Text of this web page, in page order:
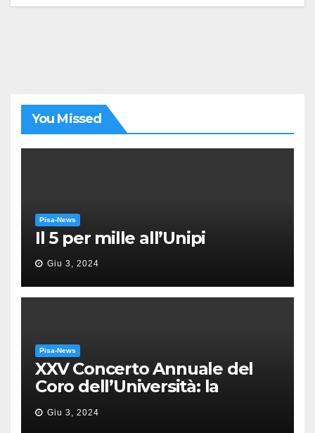
You Missed
Pisa-News
Il 5 per mille all’Unipi
Giu 3, 2024
Pisa-News
XXV Concerto Annuale del
Coro dell’Università: la
“Messa in gloria” di Giacomo
Puccini
Giu 3, 2024